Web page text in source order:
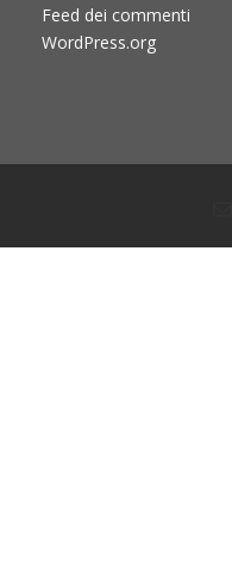
Feed dei commenti
WordPress.org